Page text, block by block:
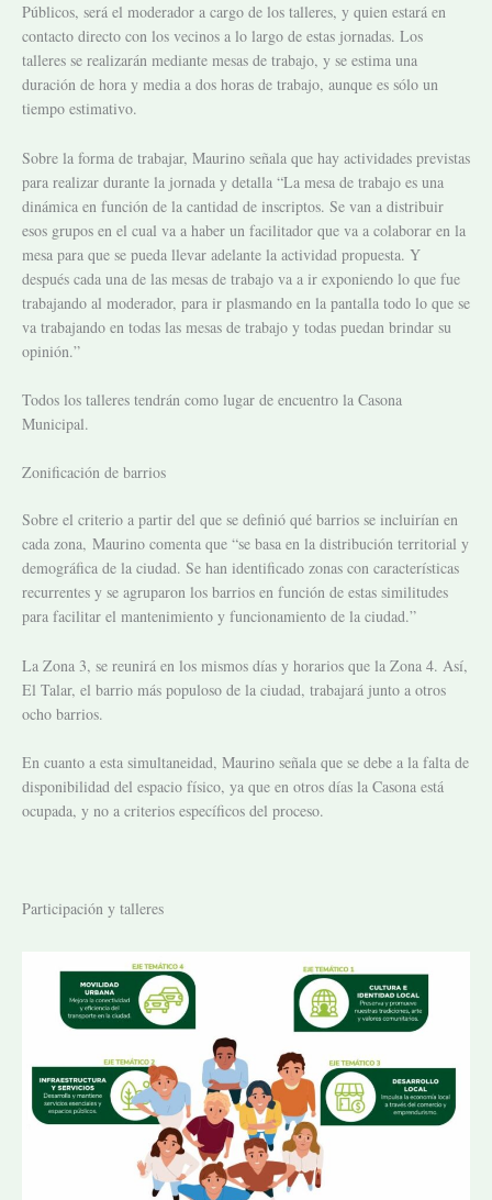
Públicos, será el moderador a cargo de los talleres, y quien estará en
contacto directo con los vecinos a lo largo de estas jornadas. Los
talleres se realizarán mediante mesas de trabajo, y se estima una
duración de hora y media a dos horas de trabajo, aunque es sólo un
tiempo estimativo.
Sobre la forma de trabajar, Maurino señala que hay actividades previstas
para realizar durante la jornada y detalla “La mesa de trabajo es una
dinámica en función de la cantidad de inscriptos. Se van a distribuir
esos grupos en el cual va a haber un facilitador que va a colaborar en la
mesa para que se pueda llevar adelante la actividad propuesta. Y
después cada una de las mesas de trabajo va a ir exponiendo lo que fue
trabajando al moderador, para ir plasmando en la pantalla todo lo que se
va trabajando en todas las mesas de trabajo y todas puedan brindar su
opinión.”
Todos los talleres tendrán como lugar de encuentro la Casona
Municipal.
Zonificación de barrios
Sobre el criterio a partir del que se definió qué barrios se incluirían en
cada zona, Maurino comenta que “se basa en la distribución territorial y
demográfica de la ciudad. Se han identificado zonas con características
recurrentes y se agruparon los barrios en función de estas similitudes
para facilitar el mantenimiento y funcionamiento de la ciudad.”
La Zona 3, se reunirá en los mismos días y horarios que la Zona 4. Así,
El Talar, el barrio más populoso de la ciudad, trabajará junto a otros
ocho barrios.
En cuanto a esta simultaneidad, Maurino señala que se debe a la falta de
disponibilidad del espacio físico, ya que en otros días la Casona está
ocupada, y no a criterios específicos del proceso.
Participación y talleres